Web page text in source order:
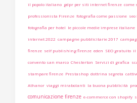
il popolo italiano gdpr per siti internet firenze come
professionista Firenze fotografia come passione seo
fotografia per hotel le piccole medie imprese italiane
internet 2022 campagne pubblicitarie 2017
firenze self publishing firenze eden SEO gratuito il
convento san marco Chesterton Servizi di grafica
stampare firenze Prestashop dottrina segreta
Athanor viaggi mirabolanti la buona pubblicità
comunicazione firenze e-commerce con shopify